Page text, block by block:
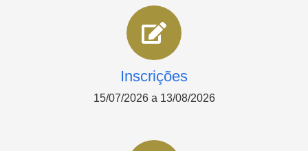
Inscrições
15/07/2026 a 13/08/2026